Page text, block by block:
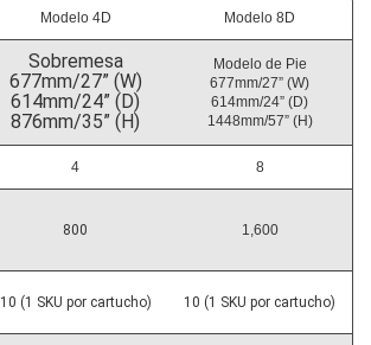
Modelo 4D Modelo 8D
Sobremesa
677mm/27” (W)
614mm/24” (D)
876mm/35” (H)
Modelo de Pie
677mm/27” (W)
614mm/24” (D)
1448mm/57” (H)
4 8
800 1,600
10 (1 SKU por cartucho) 10 (1 SKU por cartucho)